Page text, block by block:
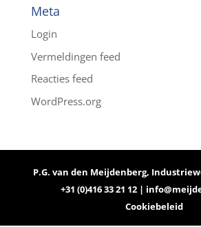
Meta
Login
Vermeldingen feed
Reacties feed
WordPress.org
P.G. van den Meijdenberg,
+31 (0)416 33 21 12 |
Cookiebeleid